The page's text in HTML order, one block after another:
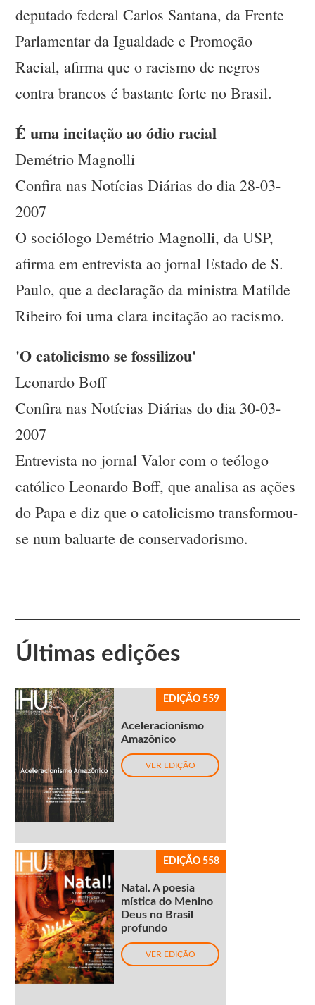
deputado federal Carlos Santana, da Frente
Parlamentar da Igualdade e Promoção
Racial, afirma que o racismo de negros
contra brancos é bastante forte no Brasil.
É uma incitação ao ódio racial
Demétrio Magnolli
Confira nas Notícias Diárias do dia 28-03-
2007
O sociólogo Demétrio Magnolli, da USP,
afirma em entrevista ao jornal Estado de S.
Paulo, que a declaração da ministra Matilde
Ribeiro foi uma clara incitação ao racismo.
'O catolicismo se fossilizou'
Leonardo Boff
Confira nas Notícias Diárias do dia 30-03-
2007
Entrevista no jornal Valor com o teólogo
católico Leonardo Boff, que analisa as ações
do Papa e diz que o catolicismo transformou-
se num baluarte de conservadorismo.
Últimas edições
EDIÇÃO 559
Aceleracionismo
Amazônico
VER EDIÇÃO
EDIÇÃO 558
Natal. A poesia
mística do Menino
Deus no Brasil
profundo
VER EDIÇÃO